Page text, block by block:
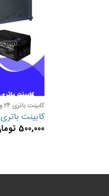
کابینت باتری 24 ولت
کابینت باتری 24 ولت 65 آمپر
500,000